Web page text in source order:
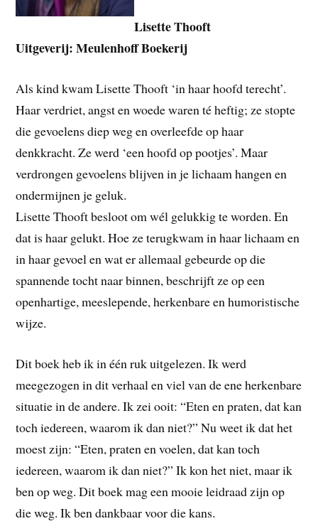
Lisette Thooft
Uitgeverij: Meulenhoff Boekerij
Als kind kwam Lisette Thooft ‘in haar hoofd terecht’.
Haar verdriet, angst en woede waren té heftig; ze stopte
die gevoelens diep weg en overleefde op haar
denkkracht. Ze werd ‘een hoofd op pootjes’. Maar
verdrongen gevoelens blijven in je lichaam hangen en
ondermijnen je geluk.
Lisette Thooft besloot om wél gelukkig te worden. En
dat is haar gelukt. Hoe ze terugkwam in haar lichaam en
in haar gevoel en wat er allemaal gebeurde op die
spannende tocht naar binnen, beschrijft ze op een
openhartige, meeslepende, herkenbare en humoristische
wijze.
Dit boek heb ik in één ruk uitgelezen. Ik werd
meegezogen in dit verhaal en viel van de ene herkenbare
situatie in de andere. Ik zei ooit: “Eten en praten, dat kan
toch iedereen, waarom ik dan niet?” Nu weet ik dat het
moest zijn: “Eten, praten en voelen, dat kan toch
iedereen, waarom ik dan niet?” Ik kon het niet, maar ik
ben op weg. Dit boek mag een mooie leidraad zijn op
die weg. Ik ben dankbaar voor die kans.